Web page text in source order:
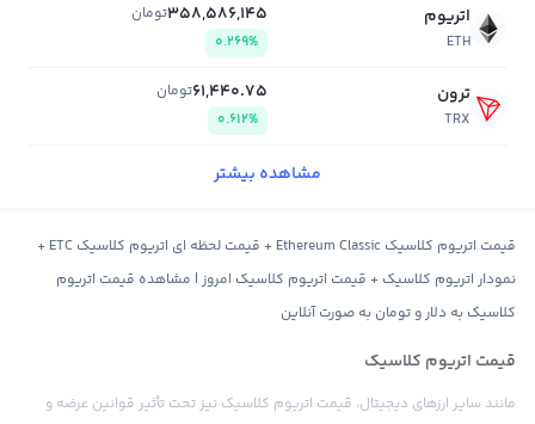
اتریوم
ETH
358,586,145تومان
0.269%
ترون
TRX
61,440.75تومان
0.612%
مشاهده بیشتر
قیمت اتریوم کلاسیک Ethereum Classic + قیمت لحظه ای اتریوم کلاسیک ETC +
نمودار اتریوم کلاسیک + قیمت اتریوم کلاسیک امروز | مشاهده قیمت اتریوم
کلاسیک به دلار و تومان به صورت آنلاین
قیمت اتریوم کلاسیک
مانند سایر ارزهای دیجیتال، قیمت اتریوم کلاسیک نیز تحت تأثیر قوانین عرضه و